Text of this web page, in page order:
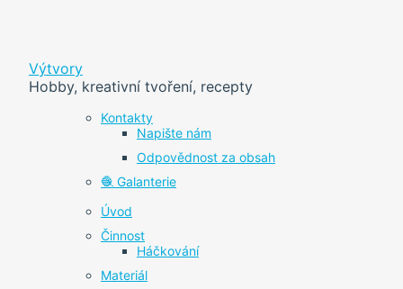
Výtvory
Hobby, kreativní tvoření, recepty
Kontakty
Napište nám
Odpovědnost za obsah
🧶 Galanterie
Úvod
Činnost
Háčkování
Materiál